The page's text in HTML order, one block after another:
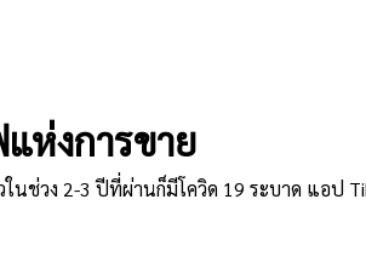
ห่งการขาย
ช่วง 2-3 ปีที่ผ่านก็มีโควิด 19 ระบาด แอป